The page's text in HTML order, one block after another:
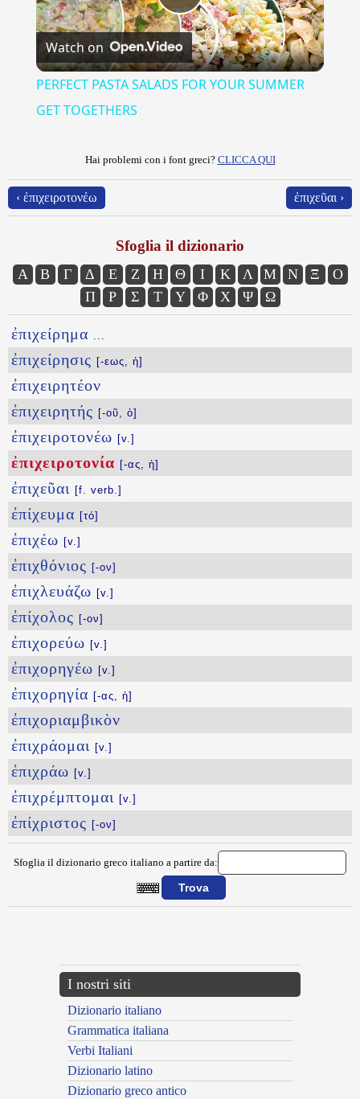
Play
Video
Watch on
PERFECT PASTA SALADS FOR YOUR SUMMER
GET TOGETHERS
Hai problemi con i font greci? CLICCA QUI
‹ ἐπιχειροτονέω ἐπιχεῦαι ›
Sfoglia il dizionario
Α Β Γ Δ Ε Ζ Η Θ Ι Κ Λ Μ Ν Ξ
Ο
Π
Ρ Σ Τ Υ Φ Χ Ψ Ω
ἐπιχείρημα ...
ἐπιχείρησις [-εως, ἡ]
ἐπιχειρητέον
ἐπιχειρητής [-οῦ, ὁ]
ἐπιχειροτονέω [v.]
ἐπιχειροτονία [-ας, ἡ]
ἐπιχεῦαι [f. verb.]
ἐπίχευμα [τό]
ἐπιχέω [v.]
ἐπιχθόνιος [-ον]
ἐπιχλευάζω [v.]
ἐπίχολος [-ον]
ἐπιχορεύω [v.]
ἐπιχορηγέω [v.]
ἐπιχορηγία [-ας, ἡ]
ἐπιχοριαμβικὸν
ἐπιχράομαι
[v.]
ἐπιχράω [v.]
ἐπιχρέμπτομαι [v.]
ἐπίχριστος [-ον]
Sfoglia il dizionario greco italiano a partire da:
I nostri siti
Dizionario italiano
Grammatica italiana
Verbi Italiani
Dizionario latino
Dizionario greco antico